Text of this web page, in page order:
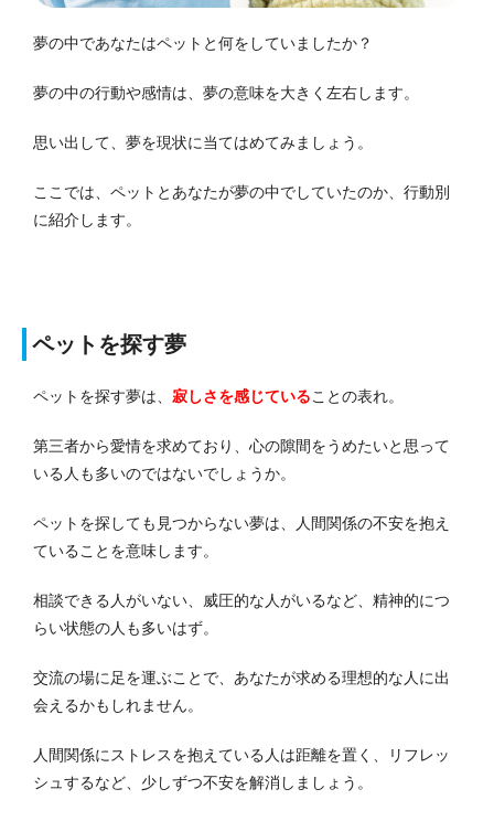
夢の中であなたはペットと何をしていましたか？
夢の中の行動や感情は、夢の意味を大きく左右します。
思い出して、夢を現状に当てはめてみましょう。
ここでは、ペットとあなたが夢の中でしていたのか、行動別
に紹介します。
ペットを探す夢
ペットを探す夢は、 寂しさを感じていることの表れ。
第三者から愛情を求めており、心の隙間をうめたいと思って
いる人も多いのではないでしょうか。
ペットを探しても見つからない夢は、人間関係の不安を抱え
ていることを意味します。
相談できる人がいない、威圧的な人がいるなど、精神的につ
らい状態の人も多いはず。
交流の場に足を運ぶことで、あなたが求める理想的な人に出
会えるかもしれません。
人間関係にストレスを抱えている人は距離を置く、リフレッ
シュするなど、少しずつ不安を解消しましょう。